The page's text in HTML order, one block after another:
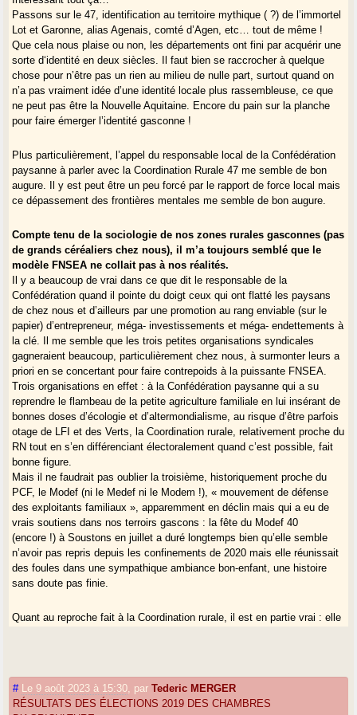
Passons sur le 47, identification au territoire mythique ( ?) de l’immortel
Lot et Garonne, alias Agenais, comté d’Agen, etc… tout de même !
Que cela nous plaise ou non, les départements ont fini par acquérir une
sorte d‘identité en deux siècles. Il faut bien se raccrocher à quelque
chose pour n’être pas un rien au milieu de nulle part, surtout quand on
n’a pas vraiment idée d’une identité locale plus rassembleuse, ce que
ne peut pas être la Nouvelle Aquitaine. Encore du pain sur la planche
pour faire émerger l’identité gasconne !
Plus particulièrement, l’appel du responsable local de la Confédération
paysanne à parler avec la Coordination Rurale 47 me semble de bon
augure. Il y est peut être un peu forcé par le rapport de force local mais
ce dépassement des frontières mentales me semble de bon augure.
Compte tenu de la sociologie de nos zones rurales gasconnes (pas
de grands céréaliers chez nous), il m’a toujours semblé que le
modèle FNSEA ne collait pas à nos réalités.
Il y a beaucoup de vrai dans ce que dit le responsable de la
Confédération quand il pointe du doigt ceux qui ont flatté les paysans
de chez nous et d’ailleurs par une promotion au rang enviable (sur le
papier) d’entrepreneur, méga- investissements et méga- endettements à
la clé. Il me semble que les trois petites organisations syndicales
gagneraient beaucoup, particulièrement chez nous, à surmonter leurs a
priori en se concertant pour faire contrepoids à la puissante FNSEA.
Trois organisations en effet : à la Confédération paysanne qui a su
reprendre le flambeau de la petite agriculture familiale en lui insérant de
bonnes doses d’écologie et d’altermondialisme, au risque d’être parfois
otage de LFI et des Verts, la Coordination rurale, relativement proche du
RN tout en s’en différenciant électoralement quand c’est possible, fait
bonne figure.
Mais il ne faudrait pas oublier la troisième, historiquement proche du
PCF, le Modef (ni le Medef ni le Modem !), « mouvement de défense
des exploitants familiaux », apparemment en déclin mais qui a eu de
vrais soutiens dans nos terroirs gascons : la fête du Modef 40
(encore !) à Soustons en juillet a duré longtemps bien qu’elle semble
n’avoir pas repris depuis les confinements de 2020 mais elle réunissait
des foules dans une sympathique ambiance bon-enfant, une histoire
sans doute pas finie.
Quant au reproche fait à la Coordination rurale, il est en partie vrai : elle
Terre ou L214 ne reculent pas devant l’ « agribashing » - c’est assez
récent d’ailleurs, perceptible depuis deux ans à peine - et promeuvent
volontiers les « viandes de synthèses » produites industriellement,
# Le 9 août 2023 à 15:30 parTederic MERGER
RÉSULTATS DES ÉLECTIONS 2019 DES CHAMBRES